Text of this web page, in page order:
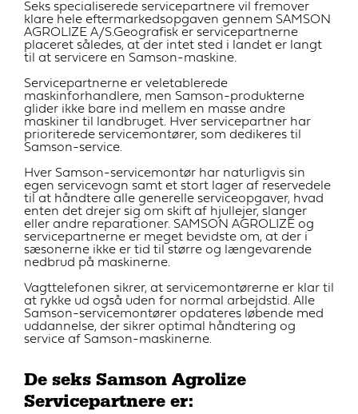
Seks specialiserede servicepartnere vil fremover
klare hele eftermarkedsopgaven gennem SAMSON
AGROLIZE A/S.Geografisk er servicepartnerne
placeret således, at der intet sted i landet er langt
til at servicere en Samson-maskine.
Servicepartnerne er veletablerede
maskinforhandlere, men Samson-produkterne
glider ikke bare ind mellem en masse andre
maskiner til landbruget. Hver servicepartner har
prioriterede servicemontører, som dedikeres til
Samson-service.
Hver Samson-servicemontør har naturligvis sin
egen servicevogn samt et stort lager af reservedele
til at håndtere alle generelle serviceopgaver, hvad
enten det drejer sig om skift af hjullejer, slanger
eller andre reparationer. SAMSON AGROLIZE og
servicepartnerne er meget bevidste om, at der i
sæsonerne ikke er tid til større og længevarende
nedbrud på maskinerne.
Vagttelefonen sikrer, at servicemontørerne er klar til
at rykke ud også uden for normal arbejdstid. Alle
Samson-servicemontører opdateres løbende med
uddannelse, der sikrer optimal håndtering og
service af Samson-maskinerne.
De seks Samson Agrolize
Servicepartnere er: